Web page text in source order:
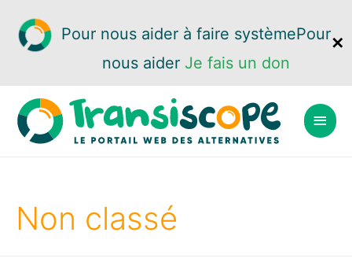
Pour nous aider à faire systèmePour
nous aider Je fais un don
✕
Non classé